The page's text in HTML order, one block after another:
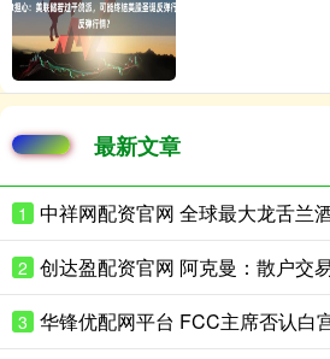
最新文章
1
2
3 华锋优配网平台 FCC主席否认白